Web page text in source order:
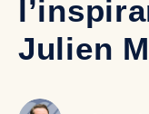
Julien